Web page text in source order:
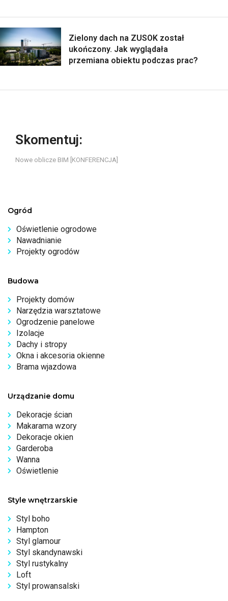
Zielony dach na ZUSOK został
ukończony. Jak wyglądała
przemiana obiektu podczas prac?
Skomentuj:
Nowe oblicze BIM [KONFERENCJA]
Ogród
Oświetlenie ogrodowe
Nawadnianie
Projekty ogrodów
Budowa
Projekty domów
Narzędzia warsztatowe
Ogrodzenie panelowe
Izolacje
Dachy i stropy
Okna i akcesoria okienne
Brama wjazdowa
Urządzanie domu
Dekoracje ścian
Makarama wzory
Dekoracje okien
Garderoba
Wanna
Oświetlenie
Style wnętrzarskie
Styl boho
Hampton
Styl glamour
Styl skandynawski
Styl rustykalny
Loft
Styl prowansalski